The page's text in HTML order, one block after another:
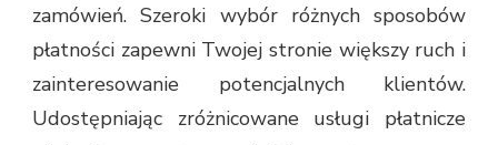
zamówień. Szeroki wybór różnych sposobów
płatności zapewni Twojej stronie większy ruch i
zainteresowanie potencjalnych klientów.
Udostępniając zróżnicowane usługi płatnicze